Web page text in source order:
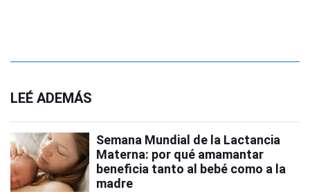
LEÉ ADEMÁS
Semana Mundial de la Lactancia
Materna: por qué amamantar
beneficia tanto al bebé como a la
madre